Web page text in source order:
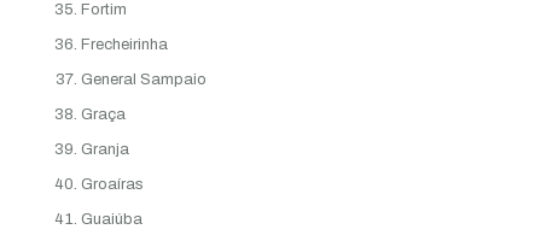
Fortim
Frecheirinha
General Sampaio
Graça
Granja
Groaíras
Guaiúba